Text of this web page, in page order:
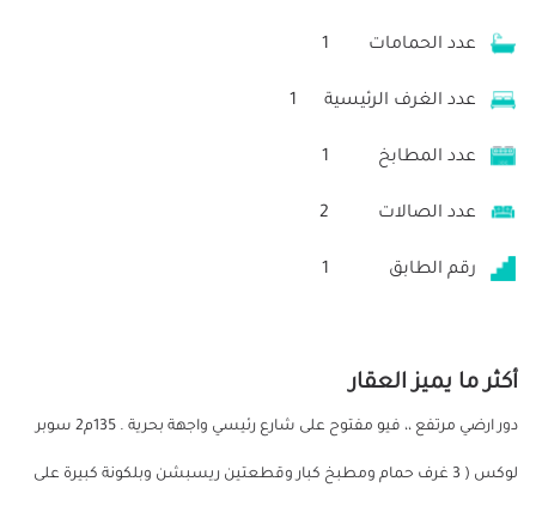
عدد الحمامات 1
عدد الغرف الرئيسية 1
عدد المطابخ 1
عدد الصالات 2
رقم الطابق 1
أكثر ما يميز العقار
دور ارضي مرتفع ،، فيو مفتوح على شارع رئيسي واجهة بحرية . 135م2 سوبر
لوكس ( 3 غرف حمام ومطبخ كبار وقطعتين ريسبشن وبلكونة كبيرة على